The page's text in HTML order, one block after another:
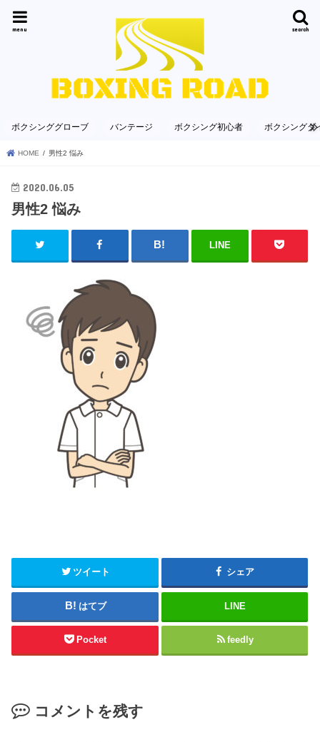
search
menu
ボクシンググローブ バンテージ ボクシング初心者 ボクシングダ
HOME 男性2 悩み
2020.06.05
男性2 悩み
LINE
ツイート シェア
はてブ LINE
Pocket feedly
コメントを残す